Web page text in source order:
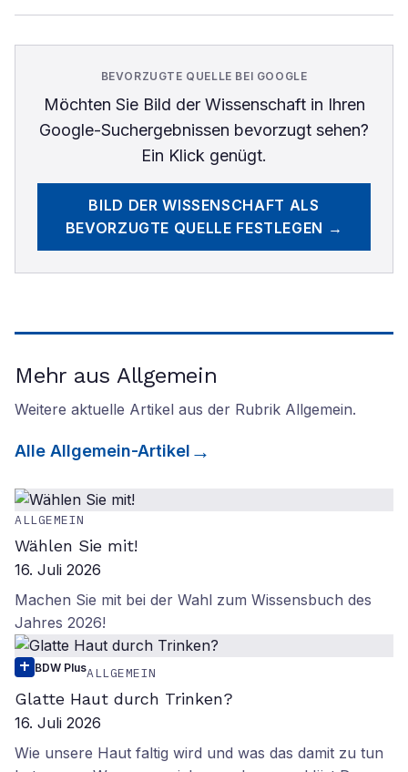
BEVORZUGTE QUELLE BEI GOOGLE
Möchten Sie Bild der Wissenschaftin Ihren
Google-Suchergebnissen bevorzugt sehen?
Ein Klick genügt.
BILD DER WISSENSCHAFT ALS
BEVORZUGTE QUELLE FESTLEGEN →
Mehr aus Allgemein
Weitere aktuelle Artikel aus der Rubrik Allgemein.
Alle Allgemein-Artikel
ALLGEMEIN
Wählen Sie mit!
16. Juli 2026
Machen Sie mit bei der Wahl zum Wissensbuch des
Jahres 2026!
BDW PlusALLGEMEIN
Glatte Haut durch Trinken?
16. Juli 2026
Wie unsere Haut faltig wird und was das damit zu tun